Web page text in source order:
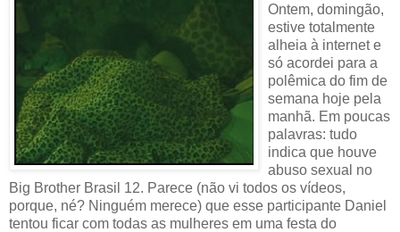
Ontem, domingão,
estive totalmente
alheia à internet e
só acordei para a
polêmica do fim de
semana hoje pela
manhã. Em poucas
palavras: tudo
indica que houve
abuso sexual no
Big Brother Brasil 12. Parece (não vi todos os vídeos,
porque, né? Ninguém merece) que esse participante Daniel
tentou ficar com todas as mulheres em uma festa do